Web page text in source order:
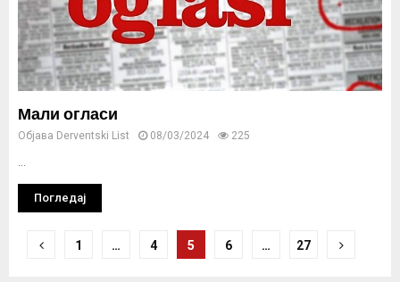
Мали огласи
Објава Derventski List 08/03/2024 225
Погледај
Кретање
1 … 4 5 6 … 27